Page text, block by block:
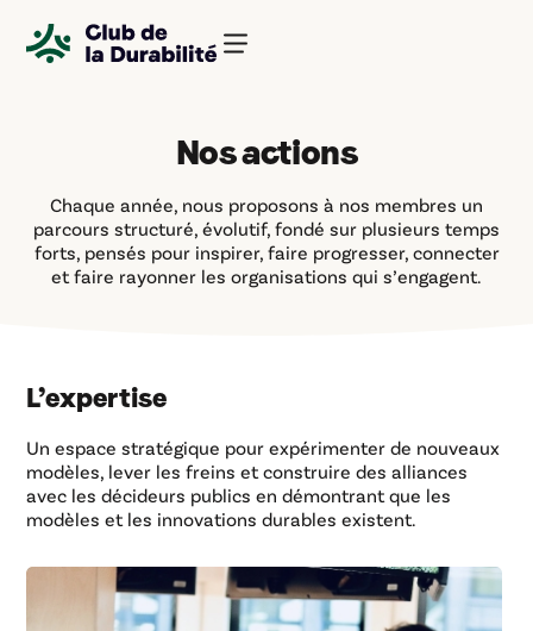
Nos actions
Chaque année, nous proposons à nos membres un
parcours structuré, évolutif, fondé sur plusieurs temps
forts, pensés pour inspirer, faire progresser, connecter
et faire rayonner les organisations qui s’engagent.
L’expertise
Un espace stratégique pour expérimenter de nouveaux
modèles, lever les freins et construire des alliances
avec les décideurs publics en démontrant que les
modèles et les innovations durables existent.